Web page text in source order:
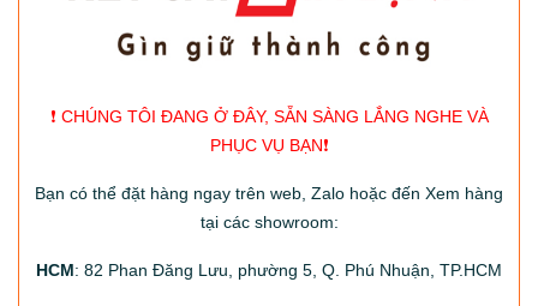
❗️ CHÚNG TÔI ĐANG Ở ĐÂY, SẴN SÀNG LẮNG NGHE VÀ
PHỤC VỤ BẠN❗️
Bạn có thể đặt hàng ngay trên web, Zalo hoặc đến Xem hàng
tại các showroom:
HCM: 82 Phan Đăng Lưu, phường 5, Q. Phú Nhuận, TP.HCM